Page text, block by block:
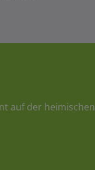
auf der